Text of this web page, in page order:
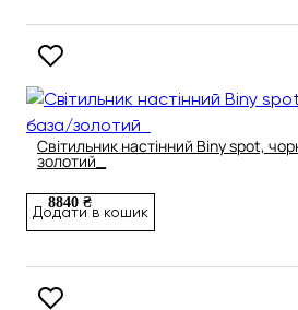
Світильник настінний Biny spot,
золотий_
8840 ₴
Додати в кошик